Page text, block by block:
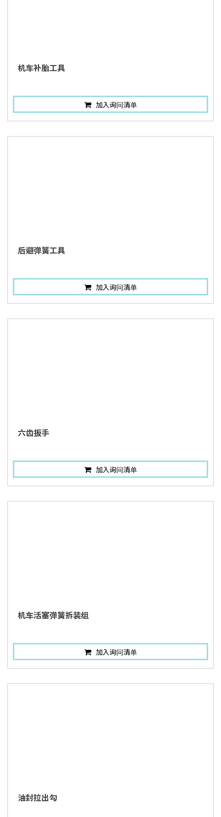
机车补胎工具
加入询问清单
后避弹簧工具
加入询问清单
六齿扳手
加入询问清单
机车活塞弹簧拆装组
加入询问清单
油封拉出勾